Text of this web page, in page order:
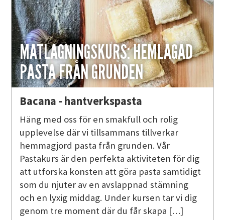
MATLAGNINGSKURS: HEMLAGAD
PASTA FRÅN GRUNDEN
Bacana - hantverkspasta
Häng med oss för en smakfull och rolig
upplevelse där vi tillsammans tillverkar
hemmagjord pasta från grunden. Vår
Pastakurs är den perfekta aktiviteten för dig
att utforska konsten att göra pasta samtidigt
som du njuter av en avslappnad stämning
och en lyxig middag. Under kursen tar vi dig
genom tre moment där du får skapa […]